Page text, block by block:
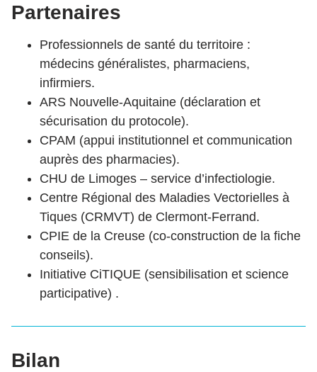
Partenaires
Professionnels de santé du territoire :
médecins généralistes, pharmaciens,
infirmiers.
ARS Nouvelle-Aquitaine (déclaration et
sécurisation du protocole).
CPAM (appui institutionnel et communication
auprès des pharmacies).
CHU de Limoges – service d’infectiologie.
Centre Régional des Maladies Vectorielles à
Tiques (CRMVT) de Clermont-Ferrand.
CPIE de la Creuse (co-construction de la fiche
conseils).
Initiative CiTIQUE (sensibilisation et science
participative) .
Bilan